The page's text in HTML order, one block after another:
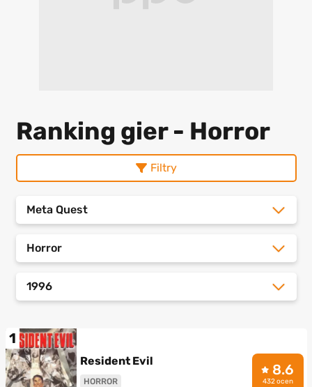
Ranking gier - Horror
Filtry
Meta Quest
Horror
1996
1
Resident Evil
HORROR
8.6
432 ocen